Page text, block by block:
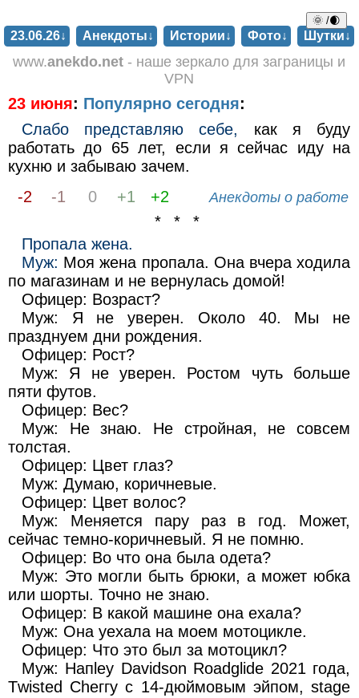
🌞 /🌒
23.06.26↓ Анекдоты↓ Истории↓ Фото↓ Шутки↓
www.anekdo.net - наше зеркало для заграницы и
VPN
23 июня: Популярно сегодня:
Слабо представляю себе,
как я буду
работать до 65 лет, если я сейчас иду на
кухню и забываю зачем.
-2
-1 0 +1 +2 Анекдоты о работе
* * *
Пропала жена.
Муж: Моя жена пропала. Она вчера ходила
по магазинам и не вернулась домой!
Офицер: Возраст?
Муж: Я не уверен. Около 40. Мы не
празднуем дни рождения.
Офицер: Рост?
Муж: Я не уверен. Ростом чуть больше
пяти футов.
Офицер: Вес?
Муж: Не знаю. Не стройная, не совсем
толстая.
Офицер: Цвет глаз?
Муж: Думаю, коричневые.
Офицер: Цвет волос?
Муж: Меняется пару раз в год. Может,
сейчас темно-коричневый. Я не помню.
Офицер: Во что она была одета?
Муж: Это могли быть брюки, а может юбка
или шорты. Точно не знаю.
Офицер: В какой машине она ехала?
Муж: Она уехала на моем мотоцикле.
Офицер: Что это был за мотоцикл?
Муж: Напlеу Dаvidsоn Roadglidе 2021 года,
Тwisted Сhеггу с 14-дюймовым эйпом, stagе